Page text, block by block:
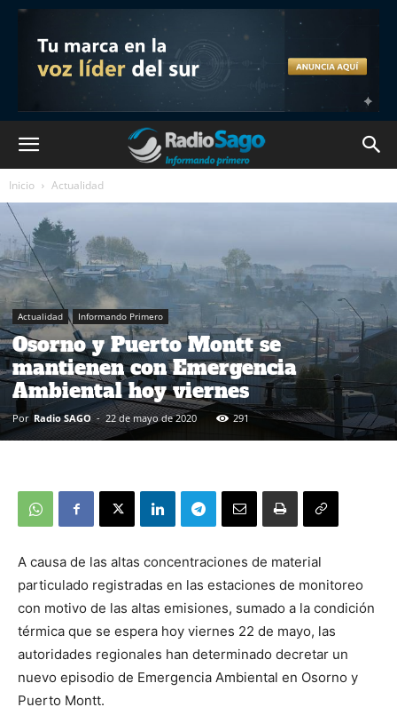
Inicio Actualidad
Actualidad Informando Primero
Osorno y Puerto Montt se
mantienen con Emergencia
Ambiental hoy viernes
Por Radio SAGO - 22 de mayo de 2020 291
A causa de las altas concentraciones de material
particulado registradas en las estaciones de monitoreo
con motivo de las altas emisiones, sumado a la condición
térmica que se espera hoy viernes 22 de mayo, las
autoridades regionales han determinado decretar un
nuevo episodio de Emergencia Ambiental en Osorno y
Puerto Montt.